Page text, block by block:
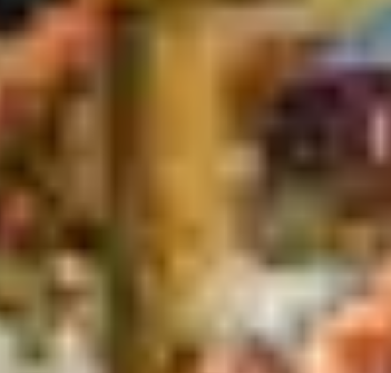
et SantéLégendes et histoires CultureDIY & Décoration